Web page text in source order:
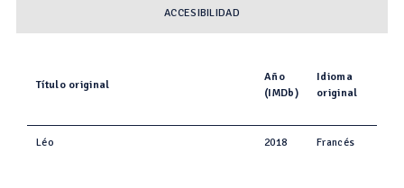
ACCESIBILIDAD
Título original
Año
(IMDb)
Idioma
original
Léo 2018 Francés